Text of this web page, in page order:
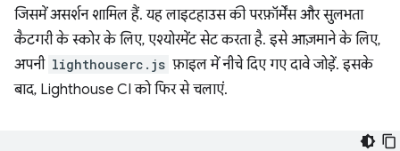
जिसमें असर्शन शामिल हैं. यह लाइटहाउस की परफ़ॉर्मेंस और सुलभता
कैटगरी के स्कोर के लिए, एश्योरमेंट सेट करता है. इसे आज़माने के लिए,
अपनी lighthouserc.js फ़ाइल में नीचे दिए गए दावे जोड़ें. इसके
बाद, Lighthouse CI को फिर से चलाएं.